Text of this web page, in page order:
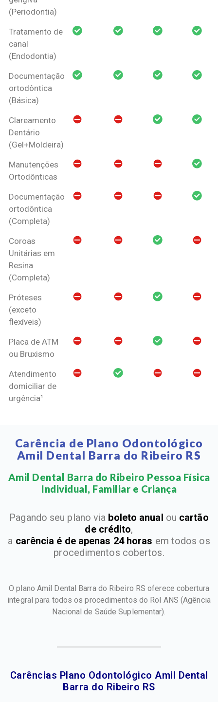
(Periodontia)
Tratamento de
canal
(Endodontia)
Documentação
ortodôntica
(Básica)
Clareamento
Dentário
(Gel+Moldeira)
Manutenções
Ortodônticas
Documentação
ortodôntica
(Completa)
Coroas
Unitárias em
Resina
(Completa)
Próteses
(exceto
flexíveis)
Placa de ATM
ou Bruxismo
Atendimento
domiciliar de
urgência¹
Carência de Plano Odontológico
Amil Dental Barra do Ribeiro RS
Amil Dental Barra do Ribeiro Pessoa Física
Individual, Familiar e Criança​
Pagando seu plano via boleto anual ou cartão
de crédito,
a carência é de apenas 24 horas em todos os
procedimentos cobertos.
O plano Amil Dental Barra do Ribeiro RS oferece cobertura
integral para todos os procedimentos do Rol ANS (Agência
Nacional de Saúde Suplementar).
Carências Plano Odontológico Amil Dental
Barra do Ribeiro RS​